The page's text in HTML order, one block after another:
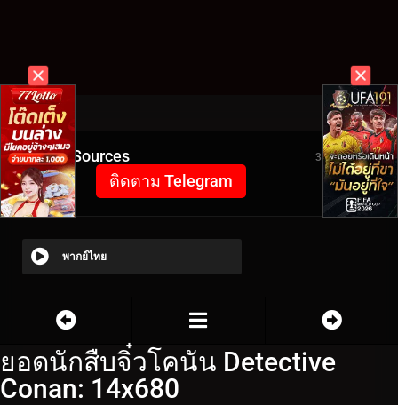
Video Sources 3365 Views
ติดตาม Telegram
พากย์ไทย
ยอดนักสืบจิ๋วโคนัน Detective
Conan: 14x680